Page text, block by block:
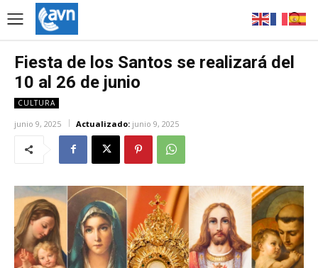
Fiesta de los Santos se realizará del
10 al 26 de junio
CULTURA
junio 9, 2025 Actualizado: junio 9, 2025